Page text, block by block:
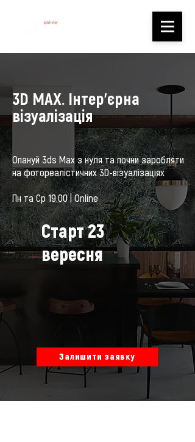
3D MAX. Інтер’єрна
візуалізація
Опануй 3ds Max з нуля та почни заробляти
на фотореалістичних 3D-візуалізаціях
Пн та Ср 19.00 | Online
Старт 23
вересня
Залишити заявку